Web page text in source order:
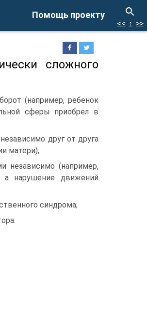
Помощь проекту
<< ↑ >>
сложного
(например, ребенок
сферы приобрел в
друг от друга
матери);
независимо (например,
а нарушение движений
синдрома;